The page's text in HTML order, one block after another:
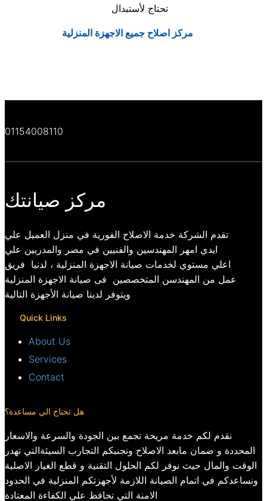
تحتاج لأستبدال
مركز اصلاح جميع الاجهزة المنزلية
01154008110
مركز صيانتك
تقدم الشركة خدمة الاصلاح الفورية في منزل العميل علي
ايدي امهر المهندسين والفنيين في مصر والمدربين علي
اعلي مستوي لخدمات صيانة الاجهزة المنزلية ، لدنيا فريق
عمل من المهندسن المتخصصين فى صيانة الاجهزة المنزلية
ويتوفر لدينا صيانة الأجهزة التالية
Quick Links
About Us
Services
Contact
هل تحتاج الي مساعدة؟
نقدم لكم خدمة مريحة تجمع بين الجودة والسرعة والاسعار
المحددة و ضمان مابعد الاصلاح ونجنبكم التجارب السيئةالتي تهدر
الوقت والمال حيث نوفر لكم الحلول التقنية و قطع الغيار الاصلية
ونساعدكم في اتمام الصيانة اللازمة لأجهزتكم المنزلية في الحدود
الامنة التي تحافظ علي الكفاءة المعتادة